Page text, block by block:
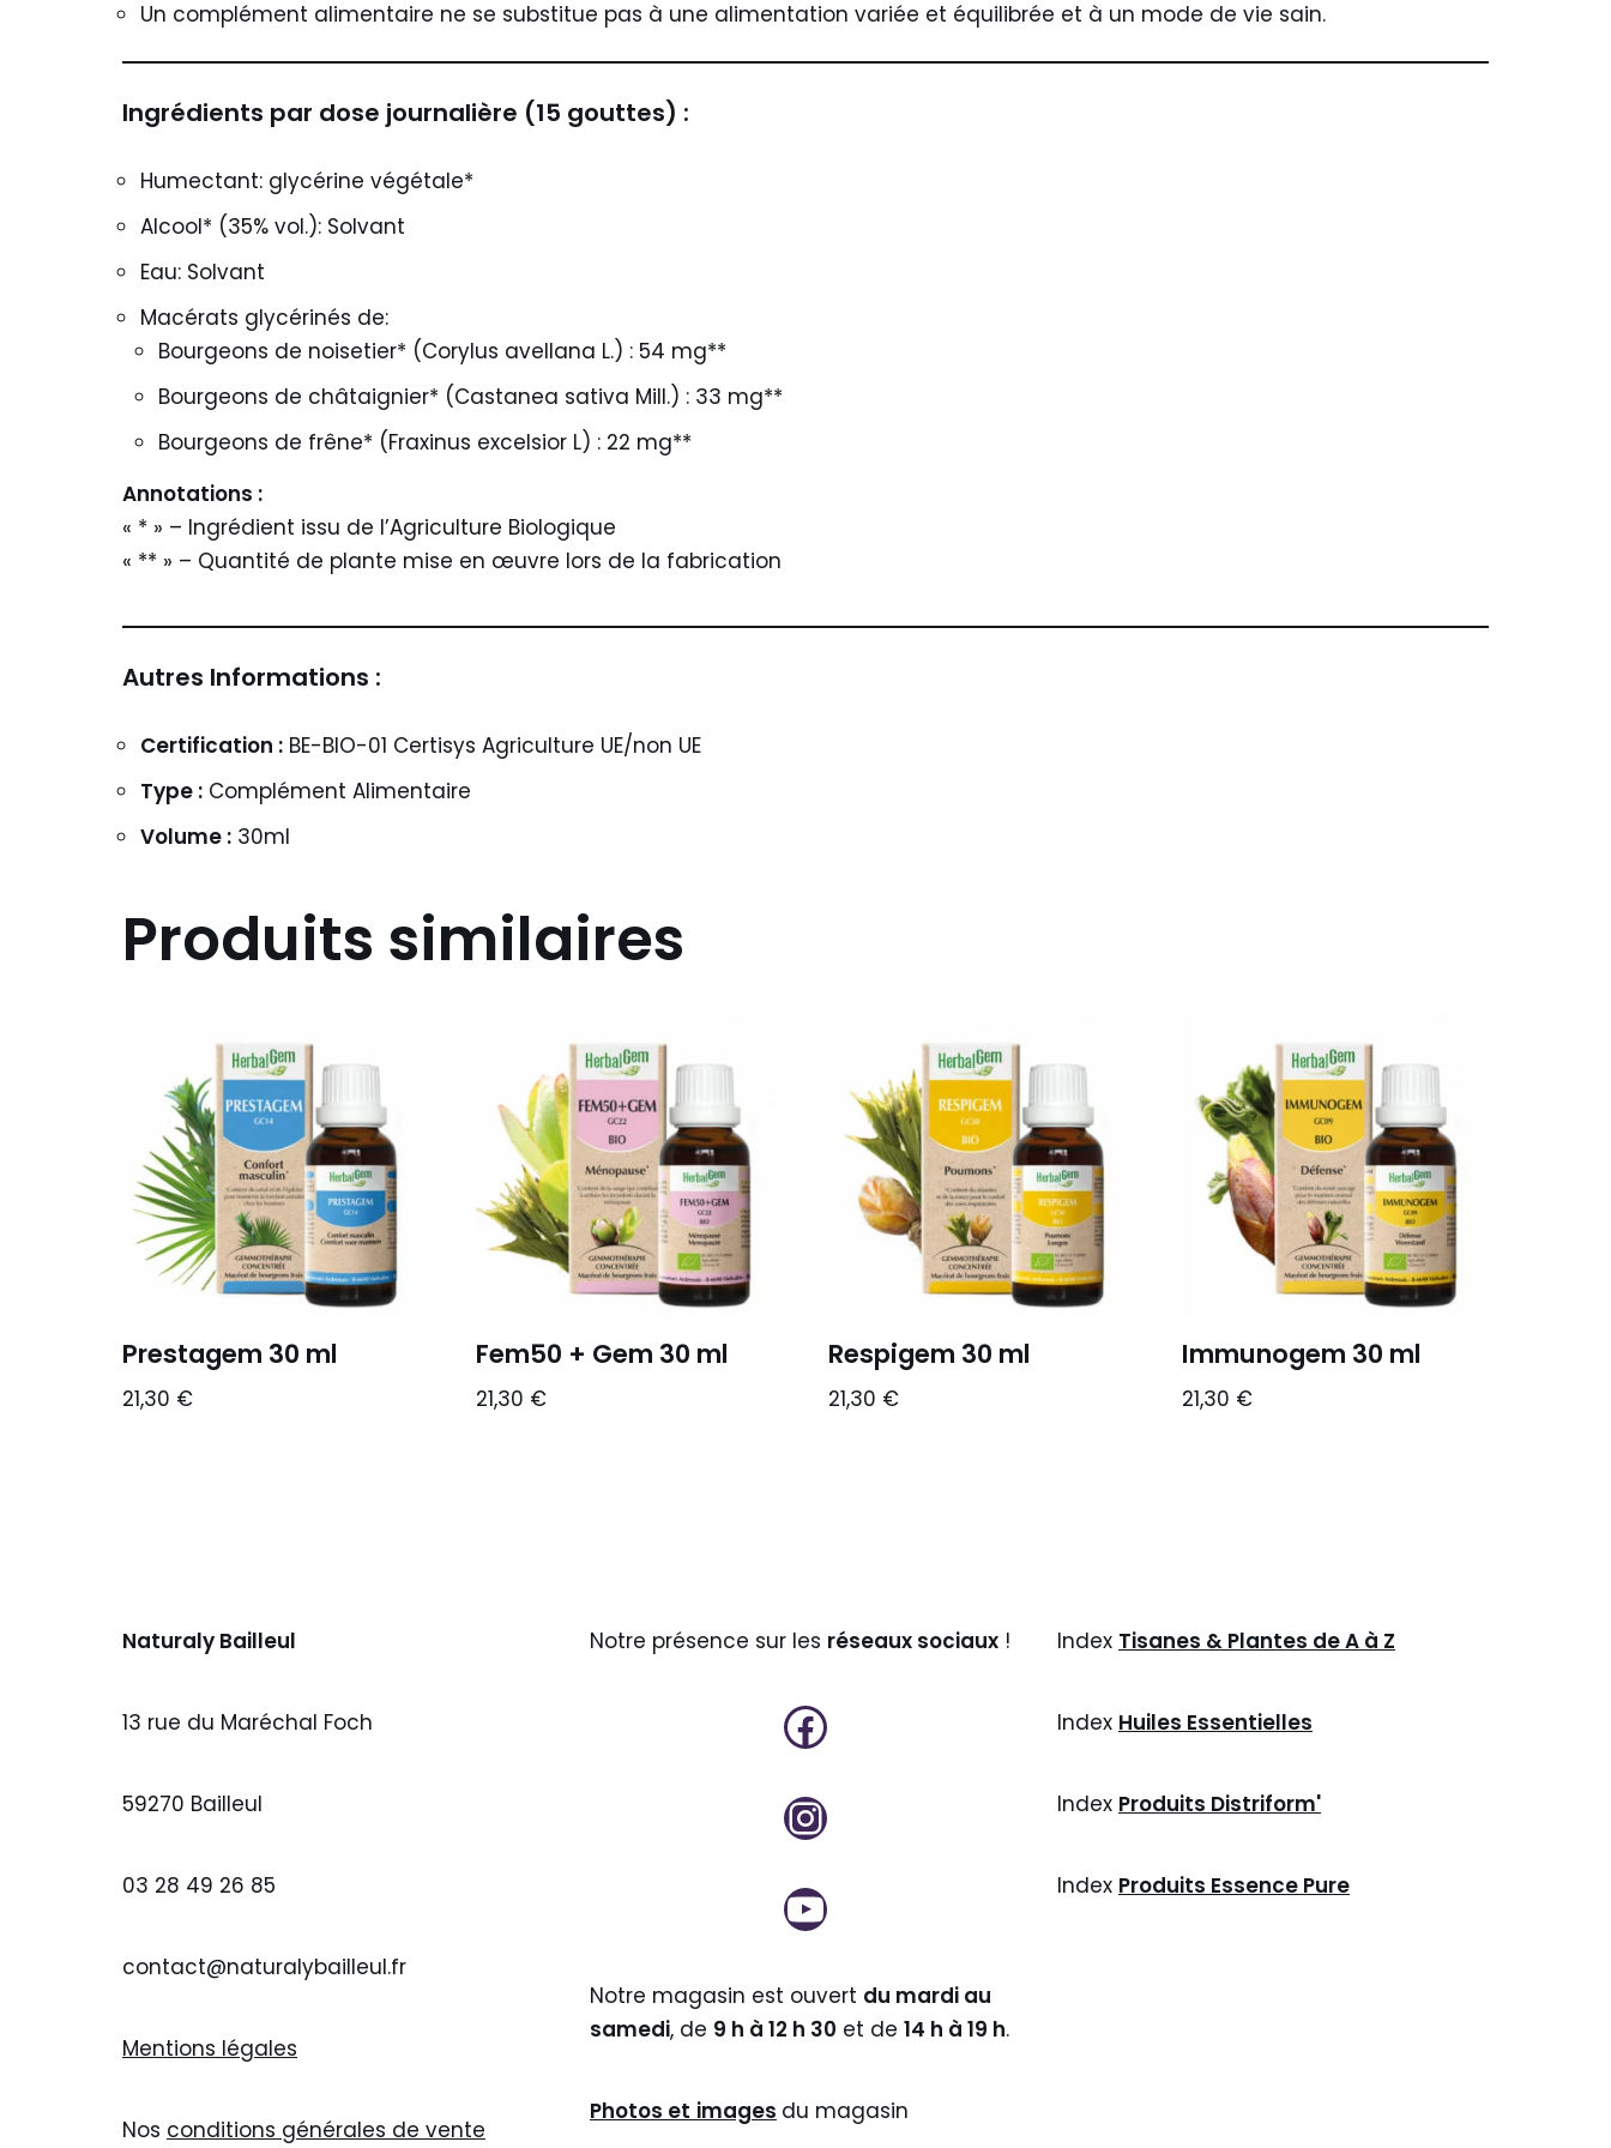
Un complément alimentaire ne se substitue pas à une alimentation variée et équilibrée et à un mode de vie sain.
Ingrédients par dose journalière (15 gouttes) :
Humectant: glycérine végétale*
Alcool* (35% vol.): Solvant
Eau: Solvant
Macérats glycérinés de:
Bourgeons de noisetier* (Corylus avellana L.) : 54 mg**
Bourgeons de châtaignier* (Castanea sativa Mill.) : 33 mg**
Bourgeons de frêne* (Fraxinus excelsior L) : 22 mg**
Annotations :
« * » – Ingrédient issu de l’Agriculture Biologique
« ** » – Quantité de plante mise en œuvre lors de la fabrication
Autres Informations :
Certification : BE-BIO-01 Certisys Agriculture UE/non UE
Type : Complément Alimentaire
Volume : 30ml
Produits similaires
Prestagem 30 ml
21,30 €
Fem50 + Gem 30 ml
21,30 €
Respigem 30 ml
21,30 €
Immunogem 30 ml
21,30 €
Naturaly Bailleul
13 rue du Maréchal Foch
59270 Bailleul
03 28 49 26 85
contact@naturalybailleul.fr
Mentions légales
Nos conditions générales de vente
Notre présence sur les réseaux sociaux !
Notre magasin est ouvert du mardi au
samedi, de 9 h à 12 h 30 et de 14 h à 19 h.
Photos et images du magasin
Index Tisanes & Plantes de A à Z
Index Huiles Essentielles
Index Produits Distriform'
Index Produits Essence Pure